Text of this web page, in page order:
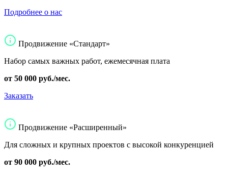
Подробнее о нас
Продвижение «Стандарт»
Набор самых важных работ, ежемесячная плата
от 50 000 руб./мес.
Заказать
Продвижение «Расширенный»
Для сложных и крупных проектов с высокой конкуренцией
от 90 000 руб./мес.